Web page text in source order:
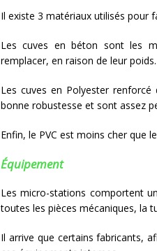
Il existe 3 matériaux utilisés pour
Les cuves en béton sont les
remplacer, en raison de leur poids.
Les cuves en Polyester
bonne robustesse et sont assez
Enfin, le PVC est moins cher que
Équipement
Les micro-stations comportent
toutes les pièces mécaniques, la
Il arrive que certains fabricants,